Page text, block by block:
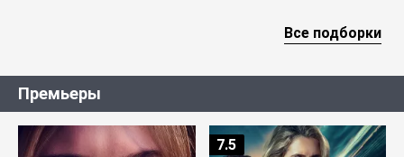
Все подборки
Премьеры
7.5